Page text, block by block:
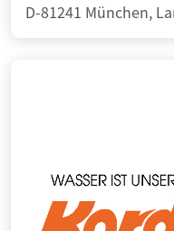
D-81241 München,